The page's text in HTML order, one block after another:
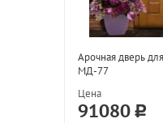
Арочная дверь
МД-77
Цена
91080